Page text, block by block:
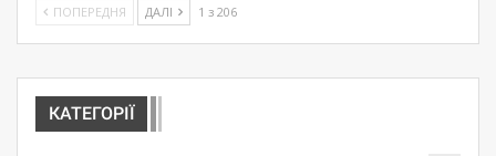
ПОПЕРЕДНЯ ДАЛІ 1 з 206
КАТЕГОРІЇ